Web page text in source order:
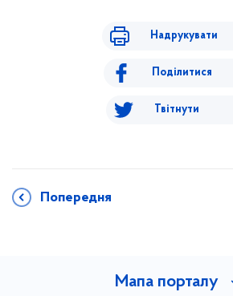
Надрукувати
Поділитися
Твітнути
Попередня
Мапа порталу